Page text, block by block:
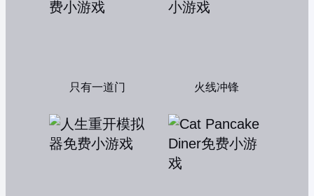
只有一道门 火线冲锋